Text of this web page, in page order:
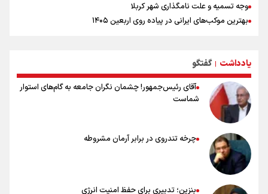
وجه تسمیه و علت نامگذاری شهر کربلا
بهترین موکب‌های ایرانی در پیاده روی اربعین ۱۴۰۵
۲۰ نکته دوستانه درباره پیاده روی اربعین و عراقی ها
یادداشت | گفتگو
آقای رئیس‌جمهور! چشمان نگران جامعه به گام‌های استوار
شماست
چرخه تندروی در برابر آرمان مشروطه
بنزین؛ تدبیری برای حفظ امنیت انرژی